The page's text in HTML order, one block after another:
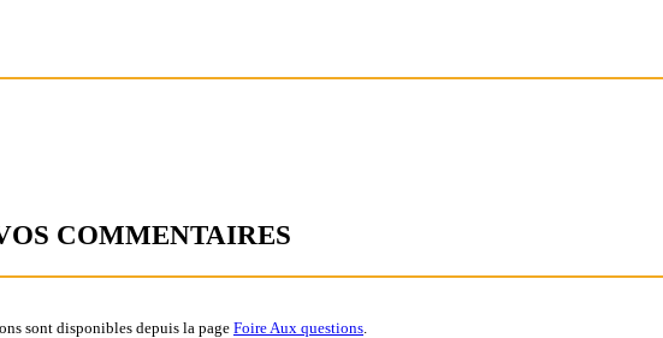
COMMENTAIRES
sont disponibles depuis la page Foire Aux questions